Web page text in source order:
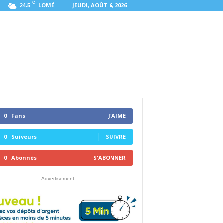
24.5 C LOMÉ JEUDI, AOÛT 6, 2026
0 Fans J'AIME
0 Suiveurs SUIVRE
0 Abonnés S'ABONNER
- Advertisement -